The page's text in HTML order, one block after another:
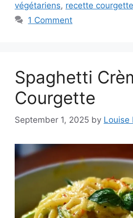
végétariens, recette courgette
1 Comment
Spaghetti
Courgette
September 1, 2025 by Louise